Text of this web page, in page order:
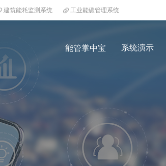
建筑能耗监测系统 工业能碳管理系统
能管掌中宝 系统演示